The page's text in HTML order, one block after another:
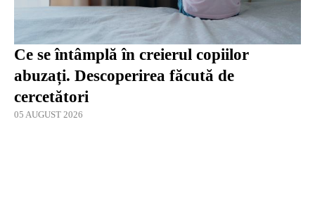
Ce se întâmplă în creierul copiilor
abuzați. Descoperirea făcută de
cercetători
05 AUGUST 2026